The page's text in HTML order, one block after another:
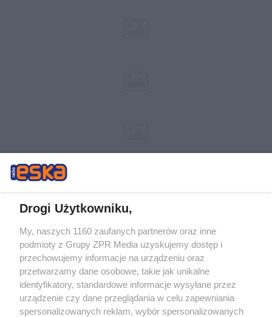
Żaden utwór zamieszczony w serwisie nie może być powielany i
rozpowszechniany lub dalej rozpowszechniany w jakikolwiek sposób (w
tym także elektroniczny lub mechaniczny) na jakimkolwiek polu
eksploatacji w jakiejkolwiek formie, włącznie z umieszczaniem w
Internecie bez pisemnej zgody właściciela praw. Jakiekolwiek użycie lub
wykorzystanie utworów w całości lub w części z naruszeniem prawa,
tzn. bez właściwej zgody, jest zabronione pod groźbą kary i może być
ścigane prawnie.
Drogi Użytkowniku,
My, naszych 1160 zaufanych partnerów oraz inne
podmioty z Grupy ZPR Media uzyskujemy dostęp i
przechowujemy informacje na urządzeniu oraz
przetwarzamy dane osobowe, takie jak unikalne
identyfikatory, standardowe informacje wysyłane przez
urządzenie czy dane przeglądania w celu zapewniania
spersonalizowanych reklam, wybór spersonalizowanych